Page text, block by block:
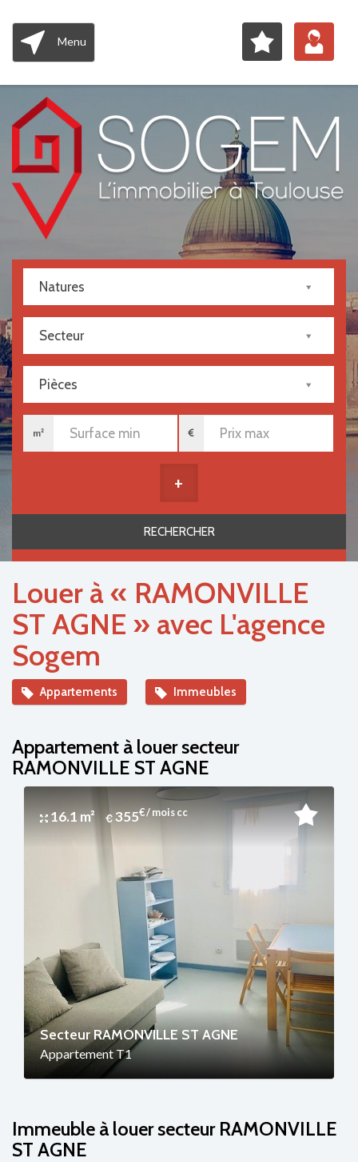
Menu
Natures
Secteur
Pièces
m²
+
Louer à « RAMONVILLE
ST AGNE » avec L'agence
Sogem
Appartements Immeubles
Appartement à louer secteur
RAMONVILLE ST AGNE
16.1 m² 355€ / mois cc
Secteur RAMONVILLE ST AGNE
Appartement T1
Immeuble à louer secteur RAMONVILLE
ST AGNE